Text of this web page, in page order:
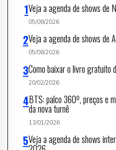
Veja a agenda de shows de
05/08/2026
Veja a agenda de shows de
05/08/2026
Como baixar o livro gratuito
20/02/2026
BTS: palco 360º, preços e
da nova turnê
13/01/2026
Veja a agenda de shows